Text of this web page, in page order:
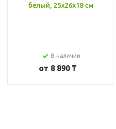
белый, 25x26x18 см
В наличии
от 8 890 ₸